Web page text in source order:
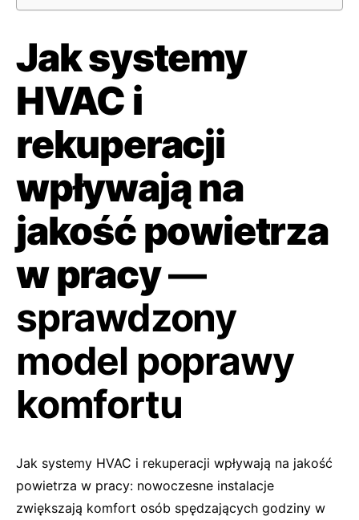
Jak systemy
HVAC i
rekuperacji
wpływają na
jakość powietrza
w pracy—
sprawdzony
model poprawy
komfortu
Jak systemy HVAC i rekuperacji wpływają na jakość
powietrza w pracy: nowoczesne instalacje
zwiększają komfort osób spędzających godziny w